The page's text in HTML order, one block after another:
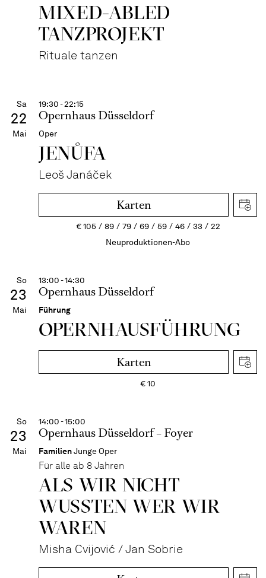
MIXED-ABLED
TANZPROJEKT
Rituale tanzen
Sa
22
Mai
19:30 - 22:15
Opernhaus Düsseldorf
Oper
JENŮFA
Leoš Janáček
Karten
€105 89 79 69 59 46 33
22
Neuproduktionen-Abo
So
23
Mai
13:00 - 14:30
Opernhaus Düsseldorf
Führung
OPERN­HAUS­FÜH­RUNG
Karten
€10
So
23
Mai
14:00 - 15:00
Opernhaus Düsseldorf – Foyer
FamilienJunge Oper
Für alle ab 8 Jahren
ALS WIR NICHT
WUSSTEN WER WIR
WAREN
Misha Cvijović / Jan Sobrie